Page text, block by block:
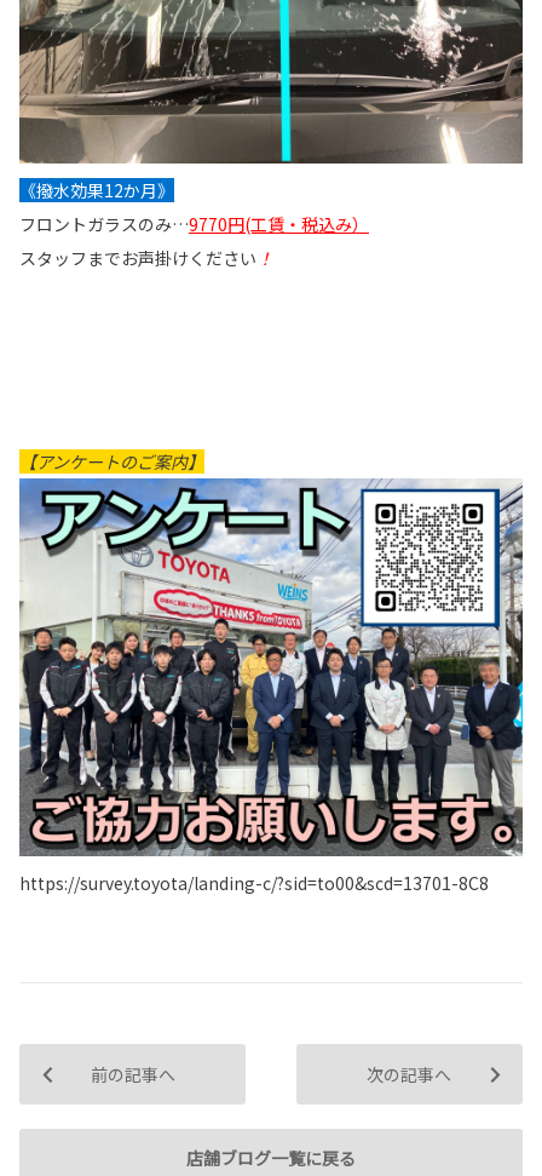
《撥水効果12か月》
フロントガラスのみ…9770円(工賃・税込み）
スタッフまでお声掛けください ！
【アンケートのご案内】
https://survey.toyota/landing-c/?sid=to00&scd=13701-8C8
前の記事へ
店舗ブログ一覧に戻る
次の記事へ